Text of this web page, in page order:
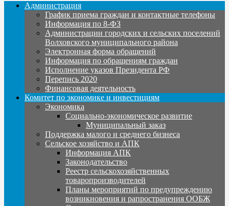
Администрация
График приема граждан и контактные телефоны
Информация по 8-ФЗ
Администрации городских и сельских поселений
Волховского муниципального района
Электронная форма обращений
Информация по обращениям граждан
Исполнение указов Президента РФ
Перепись 2020
Финансовая деятельность
Комитет по экономике и инвестициям
Экономика
Социально-экономическое развитие
Муниципальный заказ
Поддержка малого и среднего бизнеса
Сельское хозяйство и АПК
Информация АПК
Законодательство
Реестр сельскохозяйственных
товаропроизводителей
Планы мероприятий по предупреждению
возникновения и рапространения ООБЖ